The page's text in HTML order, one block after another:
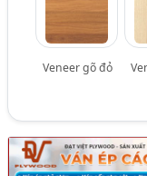
Veneer gõ đỏ